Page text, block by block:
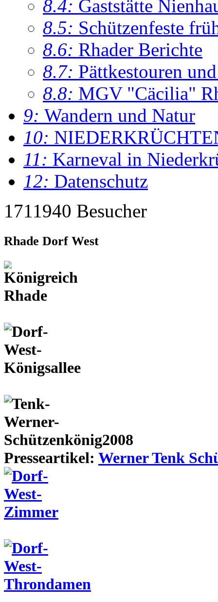
8.4: Gaststätte
8.5: Schützenfeste
8.6: Rhader Berichte
8.7: Pättkestouren
8.8: MGV "Cäcilia"
9: Wandern und Natur
10:
11: Karneval in
12: Datenschutz
1711940 Besucher
Rhade Dorf West
Presseartikel: Werner Tenk